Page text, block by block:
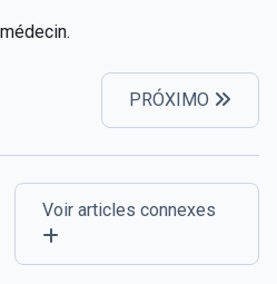
PRÓXIMO
Voir articles connexes